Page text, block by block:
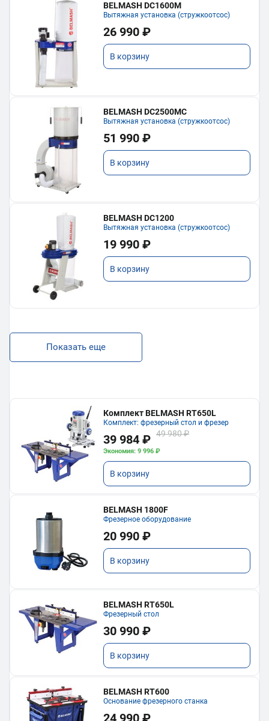
BELMASH DC1600M
Вытяжная установка (стружкоотсос)
26 990 ₽
В корзину
BELMASH DC2500MC
Вытяжная установка (стружкоотсос)
51 990 ₽
В корзину
BELMASH DC1200
Вытяжная установка (стружкоотсос)
19 990 ₽
В корзину
Показать еще
Комплект BELMASH RT650L
Комплект: фрезерный стол и фрезер
39 984 ₽ 49 980 ₽
Экономия: 9 996 ₽
В корзину
BELMASH 1800F
Фрезерное оборудование
20 990 ₽
В корзину
BELMASH RT650L
Фрезерный стол
30 990 ₽
В корзину
BELMASH RT600
Основание фрезерного станка